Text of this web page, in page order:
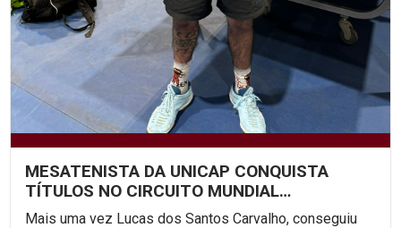
MESATENISTA DA UNICAP CONQUISTA
TÍTULOS NO CIRCUITO MUNDIAL
PARALÍMPICO
Mais uma vez Lucas dos Santos Carvalho, conseguiu